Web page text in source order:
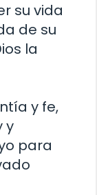
su vida
de su
la
y fe,
y
para